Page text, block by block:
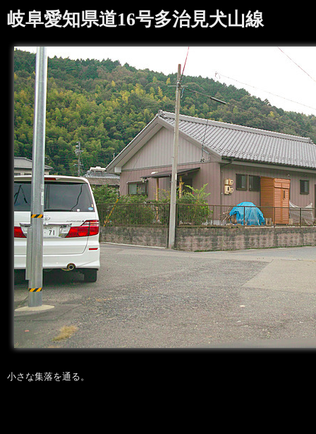
岐阜愛知県道16号多治見犬山線
小さな集落を通る。